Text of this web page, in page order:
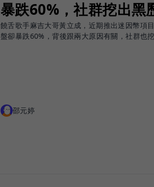
暴跌60%，社群挖出黑
饒舌歌手麻吉大哥黃立成，近期推出迷因幣項
盤卻暴跌60%，背後跟兩大原因有關，社群也挖
邵元婷